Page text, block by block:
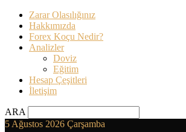
Zarar Olasılığınız
Hakkımızda
Forex Koçu Nedir?
Analizler
Doviz
Eğitim
Hesap Çeşitleri
İletişim
ARA
5 Ağustos 2026 Çarşamba